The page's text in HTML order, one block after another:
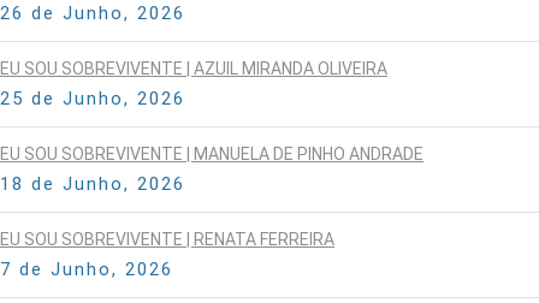
26 de Junho, 2026
EU SOU SOBREVIVENTE | AZUIL MIRANDA OLIVEIRA
25 de Junho, 2026
EU SOU SOBREVIVENTE | MANUELA DE PINHO ANDRADE
18 de Junho, 2026
EU SOU SOBREVIVENTE | RENATA FERREIRA
7 de Junho, 2026